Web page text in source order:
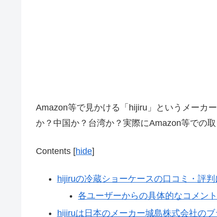
Amazon等で見かける「hijiru」というメーカ
か？中国か？台湾か？実際にAmazon等での
Contents [hide]
hijiruの冷蔵ショーケースの口コミ・評
各ユーザーからの具体的なコメン
hijiruは日本のメーカー城島株式会社の